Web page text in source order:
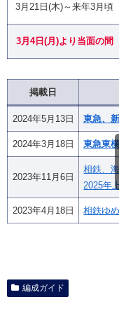
3月21日(木)～来年3月頃
3月4日(月)より 当面の間
掲載日
2024年5月13日 東急、
2024年3月18日 東急東
2023年11月6日
相鉄、
2025年
2023年4月18日 相鉄ゆ
編成ガイド